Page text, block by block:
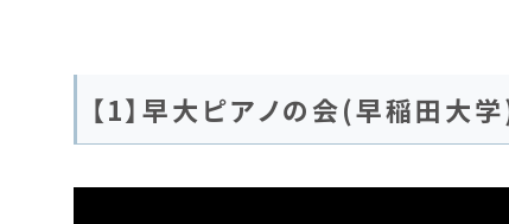
【1】早大ピアノの会(早稲田大